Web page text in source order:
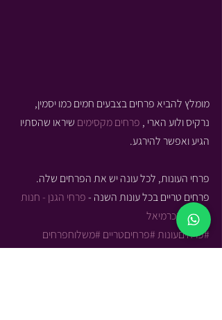
מומלץ להביא פרחים בצבעים חמים כמו יסמין,
נרקיס ולוע הארי , פרחים מקסימים שיראו שהסתיו
הגיע ואפשר להירגע.
פרחי העונות, לכל עונה יש את הפרחים שלה.
פרחים טריים בכל עונות השנה - פרחי הגנן - חנות
פרחים בכרמיאל
#פרחיםעונות#פרחיםטריים #משלוחפרחים
#חנותפרחים